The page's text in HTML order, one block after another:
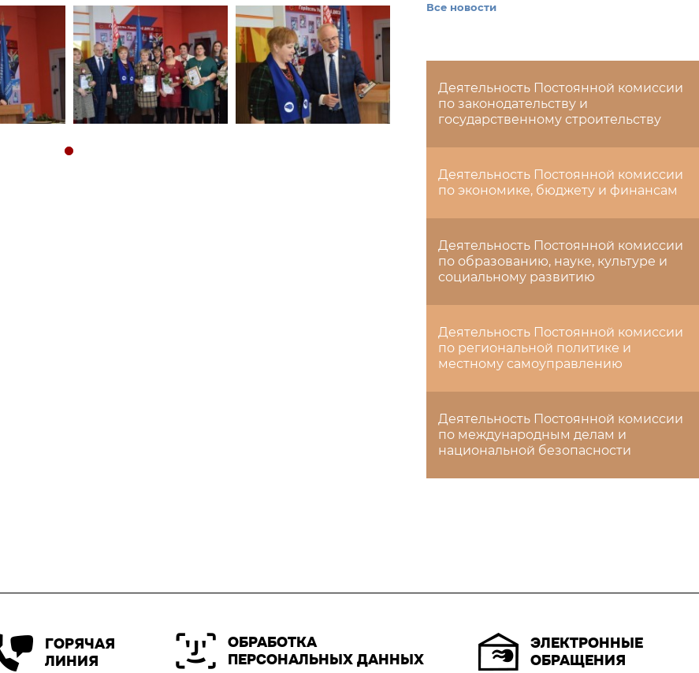
Все новости
Деятельность Постоянной комиссии
по законодательству и
государственному строительству
Деятельность Постоянной комиссии
по экономике, бюджету и финансам
Деятельность Постоянной комиссии
по образованию, науке, культуре и
социальному развитию
Деятельность Постоянной комиссии
по региональной политике и
местному самоуправлению
Деятельность Постоянной комиссии
по международным делам и
национальной безопасности
ГОРЯЧАЯ
ЛИНИЯ
ОБРАБОТКА
ПЕРСОНАЛЬНЫХ ДАННЫХ
ЭЛЕКТРОННЫЕ
ОБРАЩЕНИЯ